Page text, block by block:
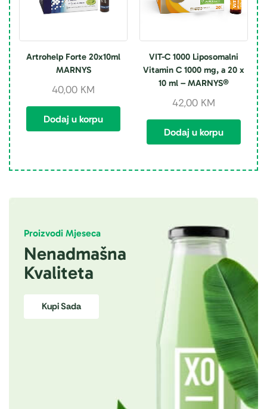
Artrohelp Forte 20x10ml
MARNYS
40,00 KM
Dodaj u korpu
VIT-C 1000 Liposomalni
Vitamin C 1000 mg, a 20 x
10 ml – MARNYS®
42,00 KM
Dodaj u korpu
Proizvodi Mjeseca
Nenadmašna
Kvaliteta
Kupi Sada